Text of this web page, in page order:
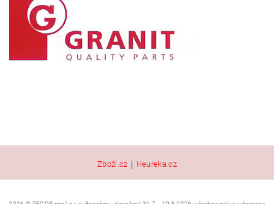
Zboží.cz | Heureka.cz